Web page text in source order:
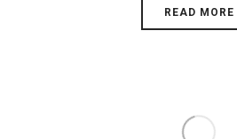
READ MORE